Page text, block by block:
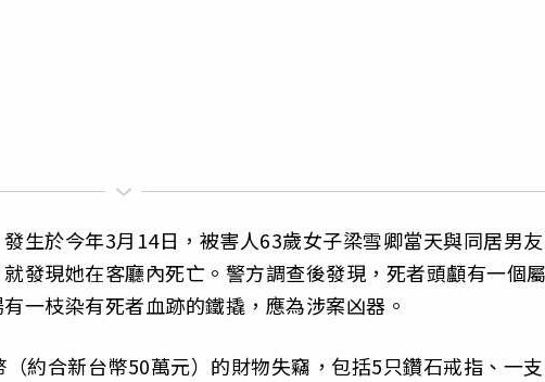
生於今年3月14日，被害人63歲女子梁雪卿當天與同居男友
發現她在客廳內死亡。警方調查後發現，死者頭顱有一個
一枝染有死者血跡的鐵撬，應為涉案凶器。
約合新台幣50萬元）的財物失竊，包括5只鑽石戒指、一支